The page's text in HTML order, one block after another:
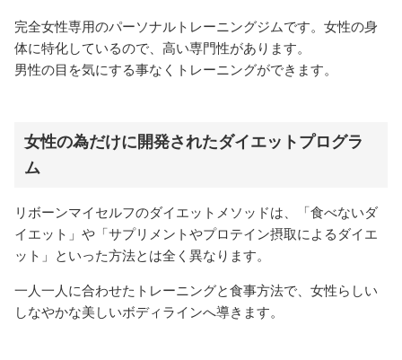
完全女性専用のパーソナルトレーニングジムです。女性の身
体に特化しているので、高い専門性があります。
男性の目を気にする事なくトレーニングができます。
女性の為だけに開発されたダイエットプログラ
ム
リボーンマイセルフのダイエットメソッドは、「食べないダ
イエット」や「サプリメントやプロテイン摂取によるダイエ
ット」といった方法とは全く異なります。
一人一人に合わせたトレーニングと食事方法で、女性らしい
しなやかな美しいボディラインへ導きます。